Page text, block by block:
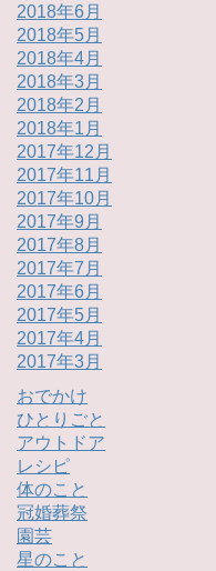
2018年6月
2018年5月
2018年4月
2018年3月
2018年2月
2018年1月
2017年12月
2017年11月
2017年10月
2017年9月
2017年8月
2017年7月
2017年6月
2017年5月
2017年4月
2017年3月
おでかけ
ひとりごと
アウトドア
レシピ
体のこと
冠婚葬祭
園芸
星のこと